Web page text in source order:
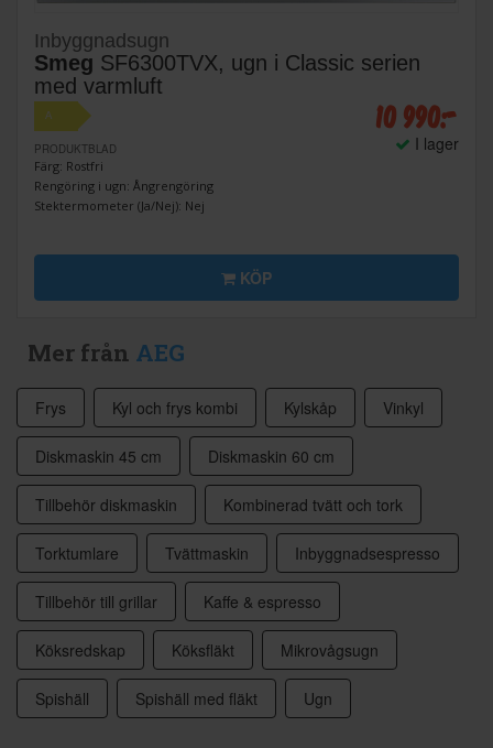
Inbyggnadsugn
Smeg SF6300TVX, ugn i Classic serien
med varmluft
A
PRODUKTBLAD
Färg: Rostfri
Rengöring i ugn: Ångrengöring
Stektermometer (Ja/Nej): Nej
10 990:-
I lager
KÖP
Mer från AEG
Frys Kyl och frys kombi Kylskåp Vinkyl
Diskmaskin 45 cm Diskmaskin 60 cm
Tillbehör diskmaskin Kombinerad tvätt och tork
Torktumlare Tvättmaskin Inbyggnadsespresso
Tillbehör till grillar Kaffe & espresso
Köksredskap Köksfläkt Mikrovågsugn
Spishäll Spishäll med fläkt Ugn